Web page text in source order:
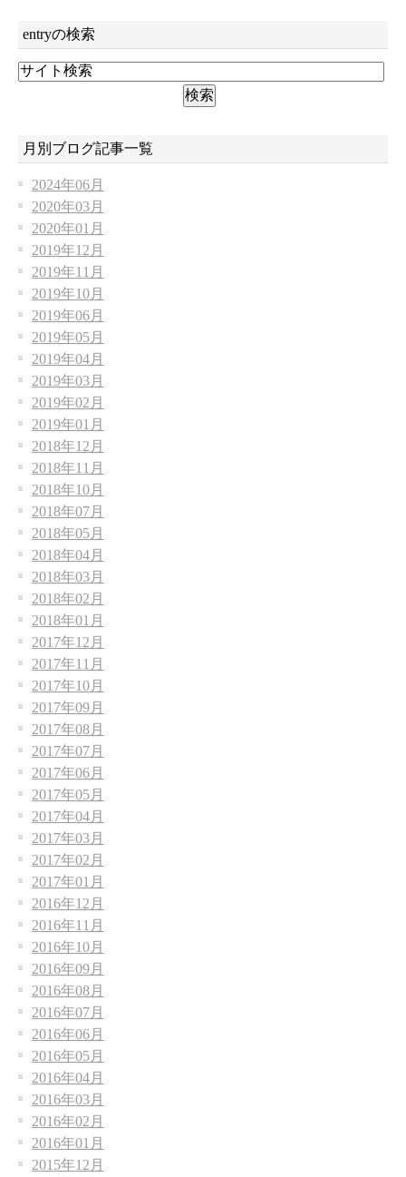
entryの検索
月別ブログ記事一覧
2024年06月
2020年03月
2020年01月
2019年12月
2019年11月
2019年10月
2019年06月
2019年05月
2019年04月
2019年03月
2019年02月
2019年01月
2018年12月
2018年11月
2018年10月
2018年07月
2018年05月
2018年04月
2018年03月
2018年02月
2018年01月
2017年12月
2017年11月
2017年10月
2017年09月
2017年08月
2017年07月
2017年06月
2017年05月
2017年04月
2017年03月
2017年02月
2017年01月
2016年12月
2016年11月
2016年10月
2016年09月
2016年08月
2016年07月
2016年06月
2016年05月
2016年04月
2016年03月
2016年02月
2016年01月
2015年12月